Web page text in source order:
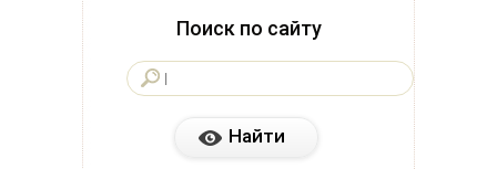
Поиск по сайту